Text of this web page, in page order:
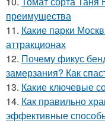
преимущества
11. Какие парки
аттракционах
12. Почему фикус
замерзания? Как
13. Какие ключевые
14. Как правильно
эффективные